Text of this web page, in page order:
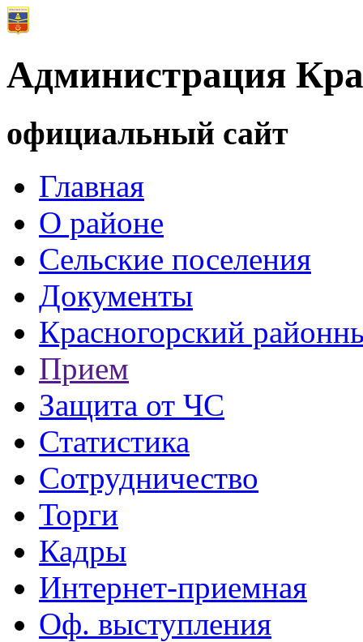
Администрация
официальный сайт
Главная
О районе
Сельские поселения
Документы
Красногорский
Прием
Защита от ЧС
Статистика
Сотрудничество
Торги
Кадры
Интернет-приемная
Оф. выступления